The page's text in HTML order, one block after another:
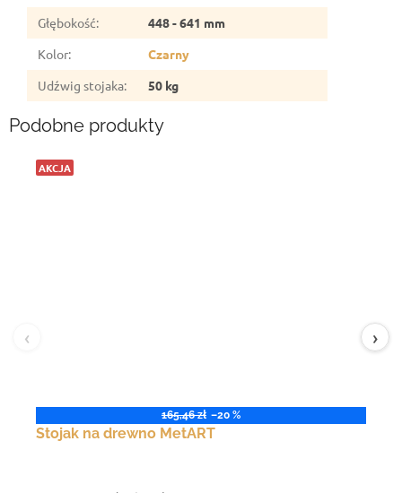
Głębokość:
448 - 641 mm
Kolor:
Czarny
Udźwig stojaka: 50 kg
Podobne produkty
AKCJA
165,46 zł –20 %
Stojak na drewno MetART
‹ ›